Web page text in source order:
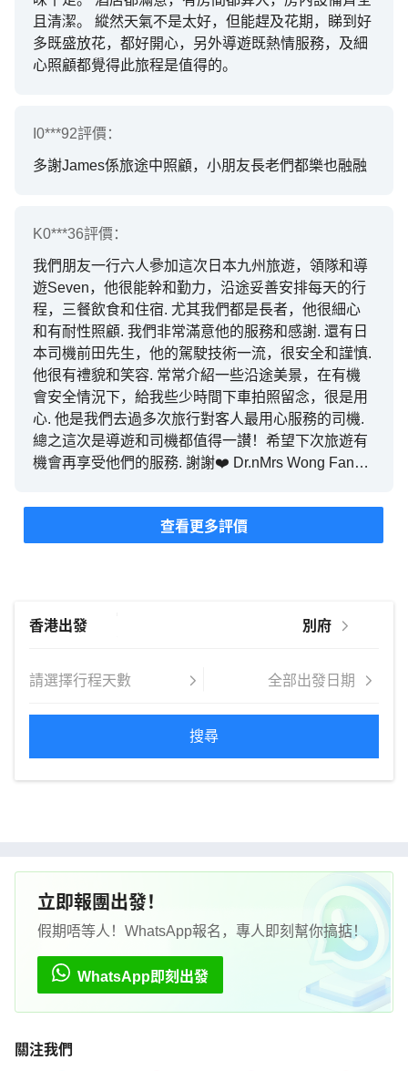
且清潔。 縱然天氣不是太好，但能趕及花期，睇到好
多既盛放花，都好開心，另外導遊既熱情服務，及細
心照顧都覺得此旅程是值得的。
I0***92評價：
多謝James係旅途中照顧，小朋友長老們都樂也融融
K0***36評價：
我們朋友一行六人𠻝加這次日本九州旅遊，領隊和導
遊Seven，他很能幹和勤力，沿途妥善安排每天的行
程，三餐飲食和住宿. 尤其我們都是長者，他很細心
和有耐性照顧. 我們非常滿意他的服務和感謝. 還有日
本司機前田先生，他的駕駛技術一流，很安全和𧫴慎.
他很有禮貌和笑容. 常常介紹一些沿途美景，在有機
會安全情況下，給我些少時間下車拍照留念，很是用
心. 他是我們去過多次旅行對客人最用心服務的司機.
總之這次是導遊和司機都值得一讃！希望下次旅遊有
機會再享受他們的服務. 謝謝❤️ Dr.nMrs Wong Fan
查看更多評價
搜尋
立即報團出發！
假期唔等人！WhatsApp報名，專人即刻幫你搞掂！
WhatsApp即刻出發
關注我們